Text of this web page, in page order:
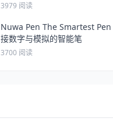
3979 阅读
Nuwa Pen The Smartest
接数字与模拟的智能笔
3700 阅读